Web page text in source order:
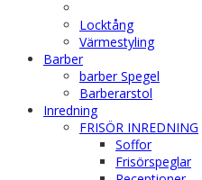
Locktång
Värmestyling
Barber
barber Spegel
Barberarstol
Inredning
FRISÖR INREDNING
Soffor
Frisörspeglar